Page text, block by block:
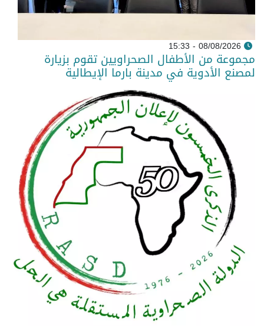
08/08/2026 - 15:33
مجموعة من الأطفال الصحراويين تقوم بزيارة
لمصنع الأدوية في مدينة بارما الإيطالية